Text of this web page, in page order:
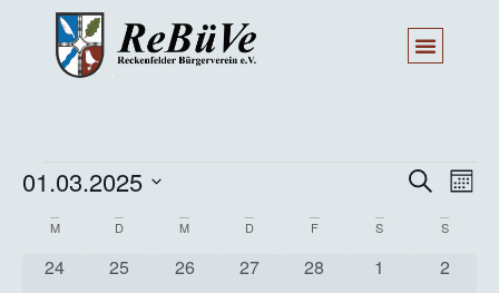
und
Suche
01.03.2025
wählen.
Kalender
von
M D M D F S S
0 Veranstaltungen
24 0 Veranstaltungen
25 0 Veranstaltungen
26 0 Veranstaltungen
27 0 Veranstaltungen
28 0
1 0
2